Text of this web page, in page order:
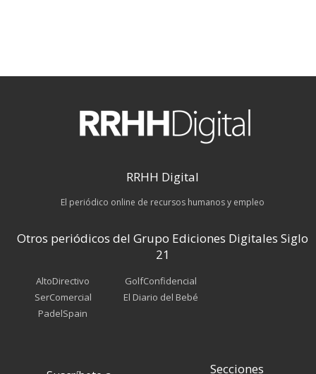
RRHH Digital
El periódico online de recursos humanos y empleo
Otros periódicos del Grupo Ediciones Digitales Siglo
21
AltoDirectivo
SerComercial
PadelSpain
GolfConfidencial
El Diario del Bebé
Secciones